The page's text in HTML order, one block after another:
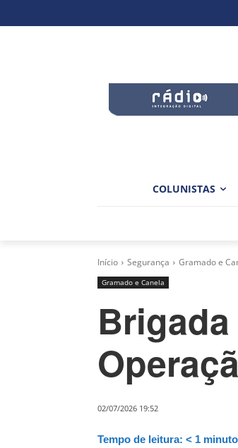
COLUNISTAS
Início Segurança Gramado e
Gramado e Canela
02/07/2026 19:52
Tempo de leitura: < 1 minuto